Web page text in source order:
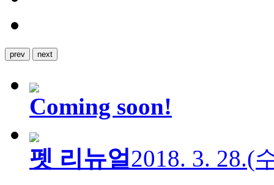
prev next
Coming soon!
펫 리뉴얼2018. 3. 28.(